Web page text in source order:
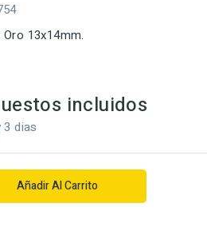
13x14mm.
incluidos
dias
Añadir Al Carrito